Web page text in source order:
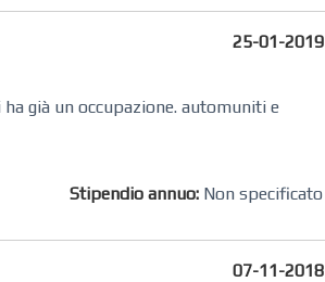
25-01-2019
già un occupazione. automuniti e
Stipendio annuo: Non specificato
07-11-2018